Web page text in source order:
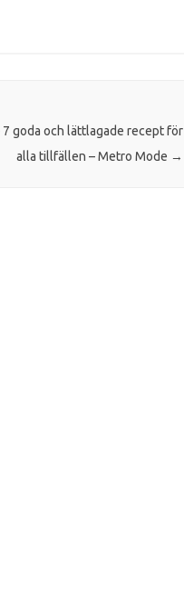
7 goda och lättlagade recept för
alla tillfällen – Metro Mode →